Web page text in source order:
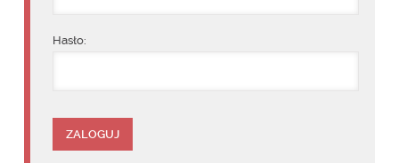
Hasło: